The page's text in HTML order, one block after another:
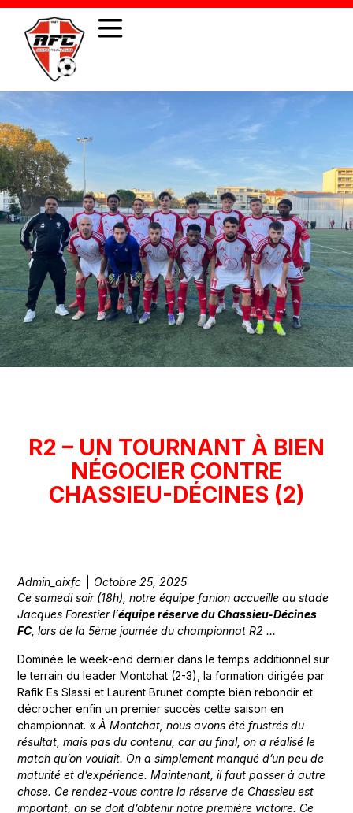
R2 – UN TOURNANT À BIEN
NÉGOCIER CONTRE
CHASSIEU-DÉCINES (2)
Admin_aixfc
Octobre 25, 2025
Ce samedi soir (18h), notre équipe fanion accueille au stade
Jacques Forestier l’équipe réserve du Chassieu-Décines
FC, lors de la 5ème journée du championnat R2 …
Dominée le week-end dernier dans le temps additionnel sur
le terrain du leader Montchat (2-3), la formation dirigée par
Rafik Es Slassi et Laurent Brunet compte bien rebondir et
décrocher enfin un premier succès cette saison en
championnat. «À Montchat, nous avons été frustrés du
résultat, mais pas du contenu, car au final, on a réalisé le
match qu’on voulait. On a simplement manqué d’un peu de
maturité et d’expérience. Maintenant, il faut passer à autre
chose. Ce rendez-vous contre la réserve de Chassieu est
important, on se doit d’obtenir notre première victoire. Ce